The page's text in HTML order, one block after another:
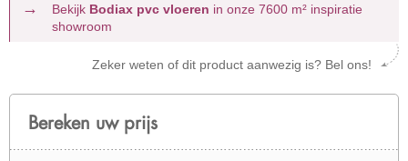
Bekijk Bodiax pvc vloeren in onze 7600 m² inspiratie
showroom
Zeker weten of dit product aanwezig is? Bel ons!
Bereken uw prijs